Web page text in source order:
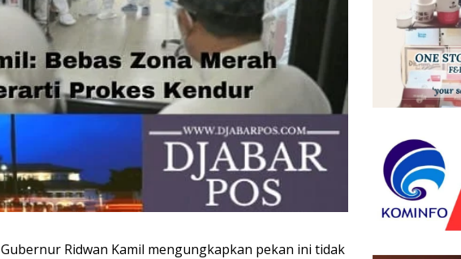
Gubernur Ridwan Kamil mengungkapkan pekan ini tidak